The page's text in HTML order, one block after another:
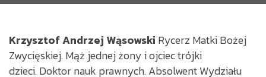
Krzysztof Andrzej Wąsowski Rycerz Matki Bożej
Zwycięskiej. Mąż jednej żony i ojciec trójki
dzieci. Doktor nauk prawnych. Absolwent Wydziału